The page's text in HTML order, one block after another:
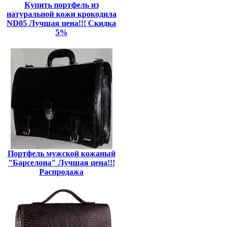
Купить портфель из
натуральной кожи крокодила
ND05 Лучшая цена!!! Скидка
5%
Портфель мужской кожаный
"Барселона" Лучшая цена!!!
Распродажа